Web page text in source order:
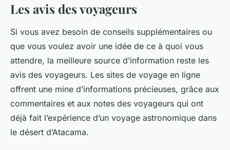
Les avis des voyageurs
Si vous avez besoin de conseils supplémentaires ou
que vous voulez avoir une idée de ce à quoi vous
attendre, la meilleure source d’information reste les
avis des voyageurs. Les sites de voyage en ligne
offrent une mine d’informations précieuses, grâce aux
commentaires et aux notes des voyageurs qui ont
déjà fait l’expérience d’un voyage astronomique dans
le désert d’Atacama.